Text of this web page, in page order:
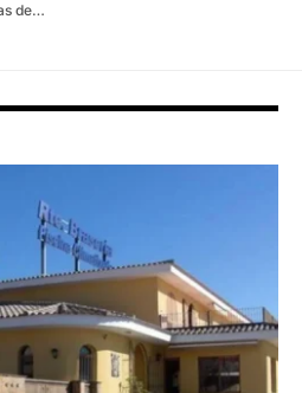
de…